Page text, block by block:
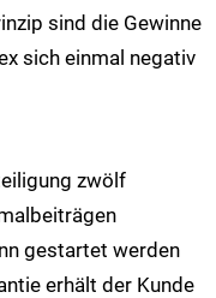
sind die Gewinne
sich einmal negativ
zwölf
gestartet werden
erhält der Kunde